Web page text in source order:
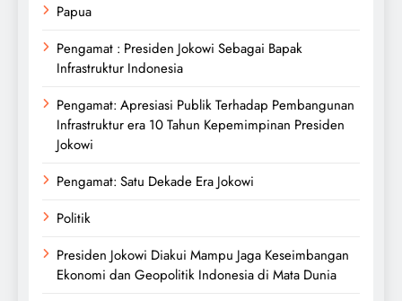
Papua
Pengamat : Presiden Jokowi Sebagai Bapak
Infrastruktur Indonesia
Pengamat: Apresiasi Publik Terhadap Pembangunan
Infrastruktur era 10 Tahun Kepemimpinan Presiden
Jokowi
Pengamat: Satu Dekade Era Jokowi
Politik
Presiden Jokowi Diakui Mampu Jaga Keseimbangan
Ekonomi dan Geopolitik Indonesia di Mata Dunia